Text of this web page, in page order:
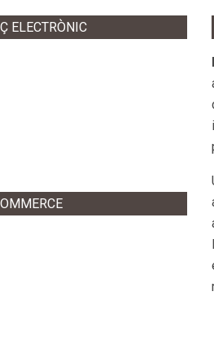
ELECTRÒNIC